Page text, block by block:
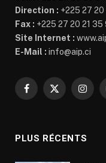
Direction : +225 27
Fax : +225 27 20 21 35
Site Internet :
E-Mail : info@aip.ci
Facebook
X
PLUS RÉCENTS